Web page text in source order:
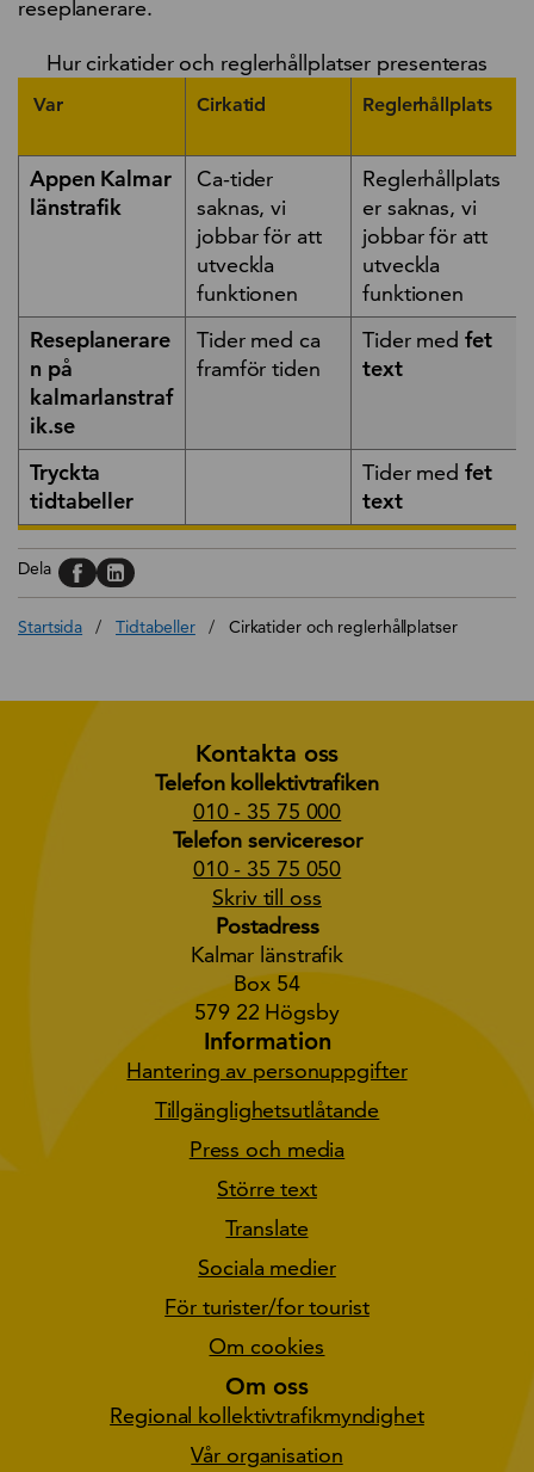
reseplanerare.
Hur cirkatider och reglerhållplatser presenteras
Var Cirkatid Reglerhållplats
Appen Kalmar
länstrafik
Ca-tider
saknas, vi
jobbar för att
utveckla
funktionen
Reglerhållplats
er saknas, vi
jobbar för att
utveckla
funktionen
Reseplanerare
n på
kalmarlanstraf
ik.se
Tider med ca
framför tiden
Tider med fet
text
Tryckta
tidtabeller
Tider med fet
text
Dela Dela på, Facebook
Dela på, Linkedin
Startsida / Tidtabeller / Cirkatider och reglerhållplatser
Kontakta oss
Telefon kollektivtrafiken
010 - 35 75 000
Telefon serviceresor
010 - 35 75 050
Skriv till oss
Postadress
Kalmar länstrafik
Box 54
579 22 Högsby
Information
Hantering av personuppgifter
Tillgänglighetsutlåtande
Press och media
Större text
Translate
Sociala medier
För turister/for tourist
Om cookies
Om oss
Regional kollektivtrafikmyndighet
Vår organisation